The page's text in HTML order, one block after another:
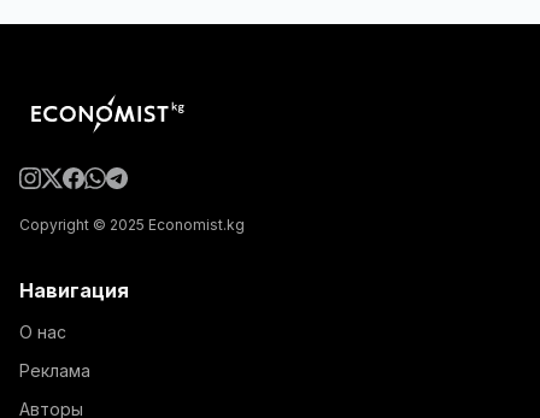
Copyright © 2025 Economist.kg
Навигация
О нас
Реклама
Авторы